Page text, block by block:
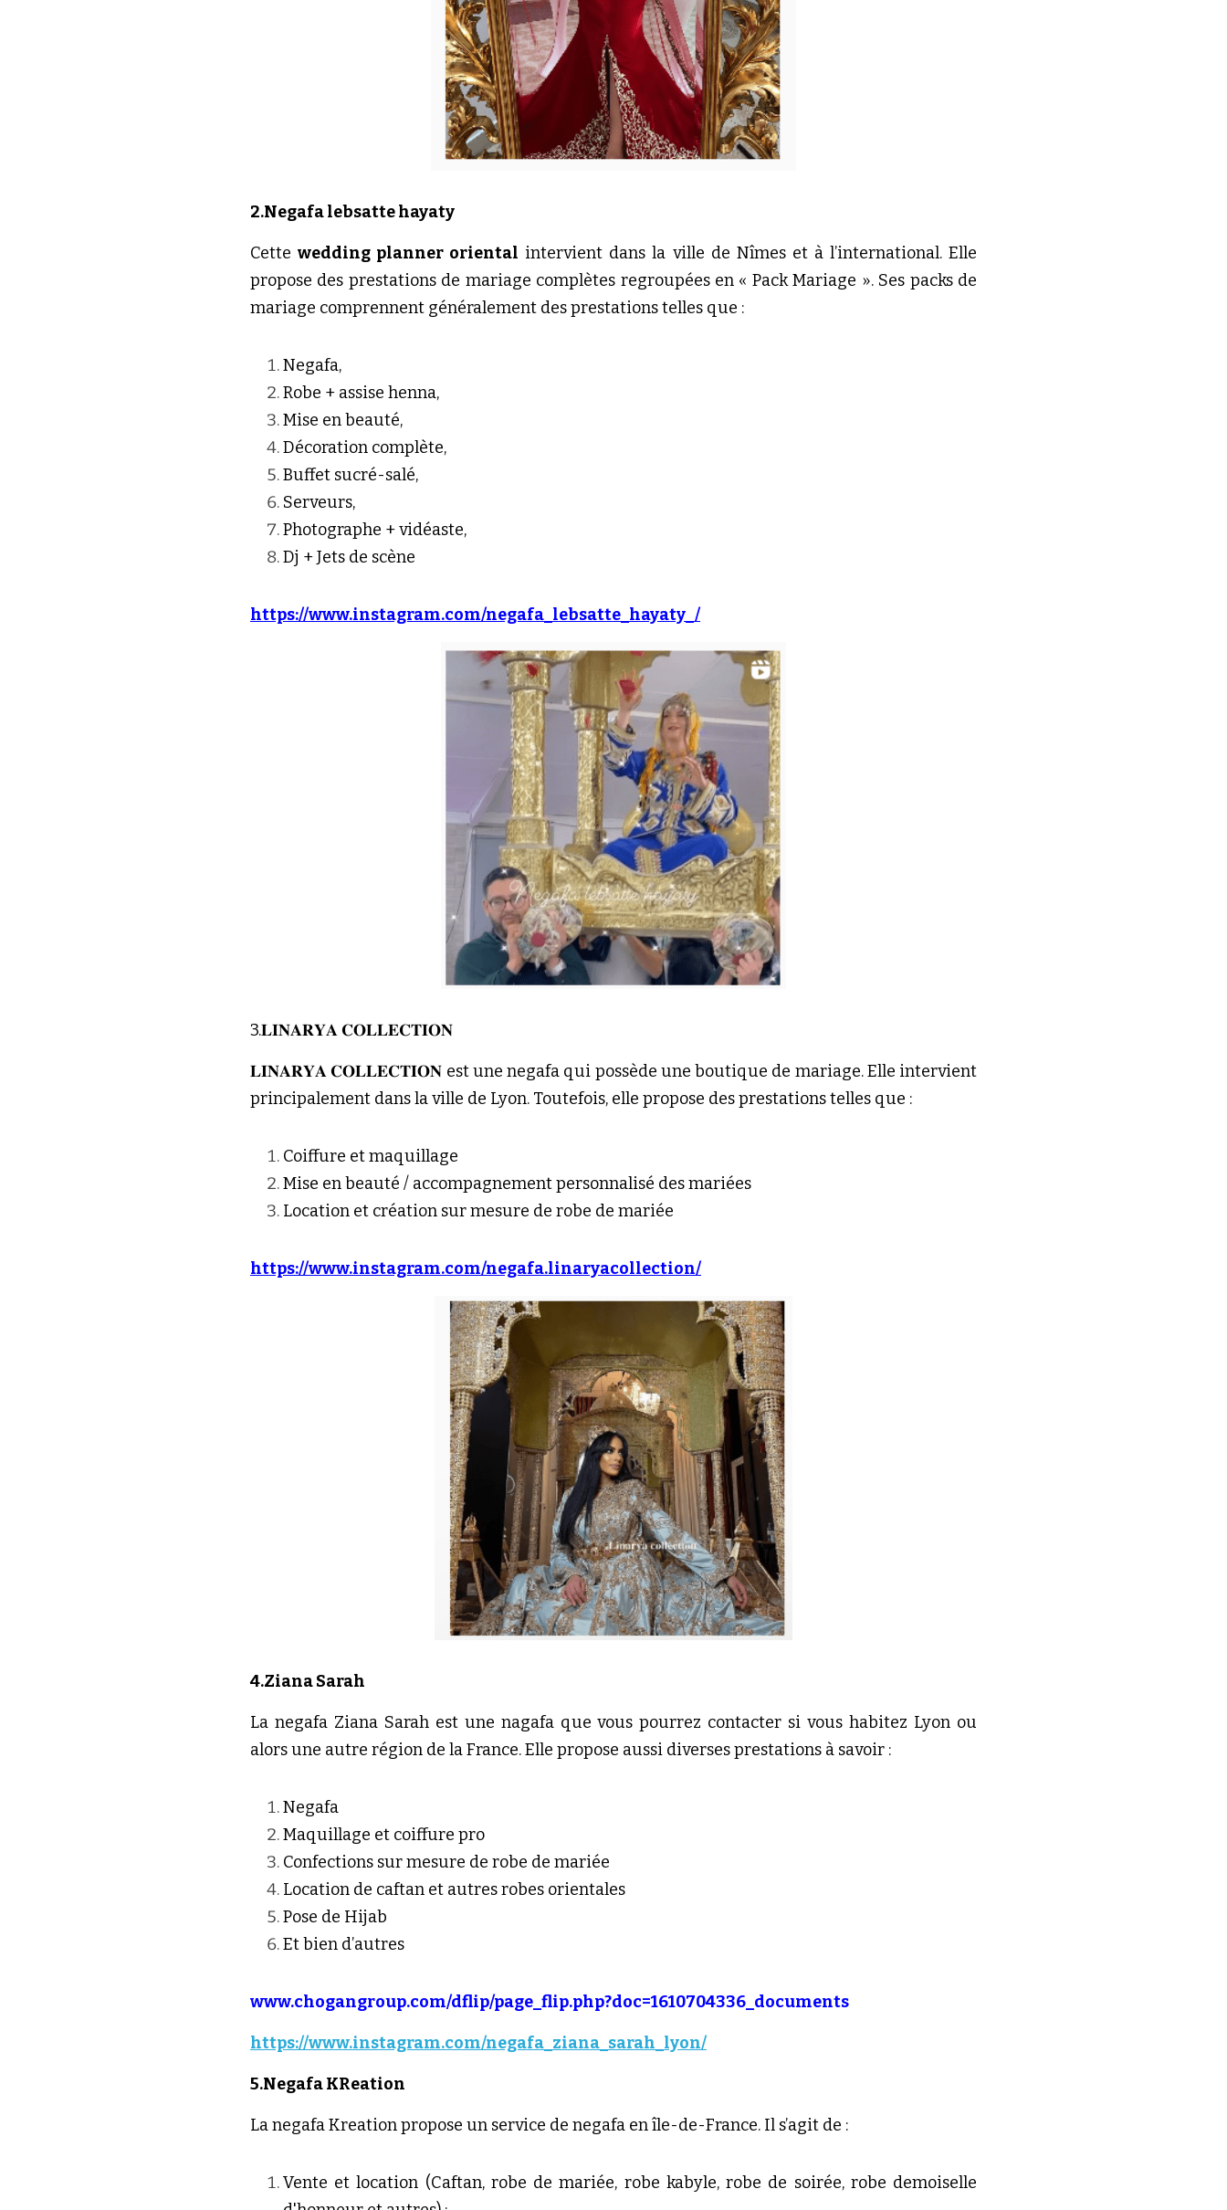
2.Negafa lebsatte hayaty
Cette wedding planner oriental intervient dans la ville de Nîmes et à l’international. Elle
propose des prestations de mariage complètes regroupées en « Pack Mariage ». Ses packs de
mariage comprennent généralement des prestations telles que :
Negafa,
Robe + assise henna,
Mise en beauté,
Décoration complète,
Buffet sucré-salé,
Serveurs,
Photographe + vidéaste,
Dj + Jets de scène
https://www.instagram.com/negafa_lebsatte_hayaty_/
3.𝐋𝐈𝐍𝐀𝐑𝐘𝐀 𝐂𝐎𝐋𝐋𝐄𝐂𝐓𝐈𝐎𝐍
𝐋𝐈𝐍𝐀𝐑𝐘𝐀 𝐂𝐎𝐋𝐋𝐄𝐂𝐓𝐈𝐎𝐍 est une negafa qui possède une boutique de mariage. Elle intervient
principalement dans la ville de Lyon. Toutefois, elle propose des prestations telles que :
Coiffure et maquillage
Mise en beauté / accompagnement personnalisé des mariées
Location et création sur mesure de robe de mariée
https://www.instagram.com/negafa.linaryacollection/
4.Ziana Sarah
La negafa Ziana Sarah est une nagafa que vous pourrez contacter si vous habitez Lyon ou
alors une autre région de la France. Elle propose aussi diverses prestations à savoir :
Negafa
Maquillage et coiffure pro
Confections sur mesure de robe de mariée
Location de caftan et autres robes orientales
Pose de Hijab
Et bien d’autres
www.chogangroup.com/dflip/page_flip.php?doc=1610704336_documents
https://www.instagram.com/negafa_ziana_sarah_lyon/
5.Negafa KReation
La negafa Kreation propose un service de negafa en île-de-France. Il s’agit de :
Vente et location (Caftan, robe de mariée, robe kabyle, robe de soirée, robe demoiselle